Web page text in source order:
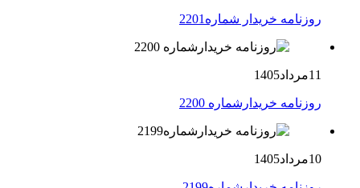
روزنامه خریدار شماره2201
11مرداد1405
روزنامه خریدارشماره 2200
10مرداد1405